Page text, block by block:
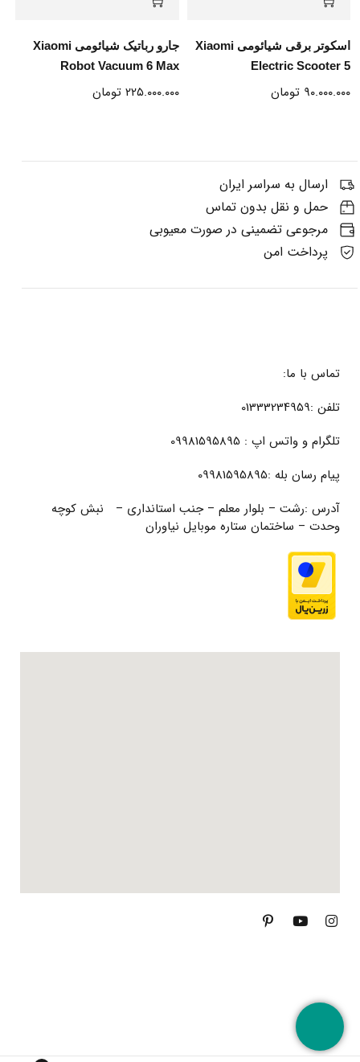
اسکوتر برقی شیائومی Xiaomi
Electric Scooter 5
۹۰.۰۰۰.۰۰۰ تومان
جارو رباتیک شیائومی Xiaomi
Robot Vacuum 6 Max
۲۲۵.۰۰۰.۰۰۰ تومان
ارسال به سراسر ایران
حمل و نقل بدون تماس
مرجوعی تضمینی در صورت معیوبی
پرداخت امن
تماس با ما:
تلفن :01333234959
تلگرام و واتس اپ : 09981595895
پیام رسان بله :09981595895
آدرس :رشت – بلوار معلم – جنب استانداری – نبش کوچه
وحدت – ساختمان ستاره موبایل نیاوران